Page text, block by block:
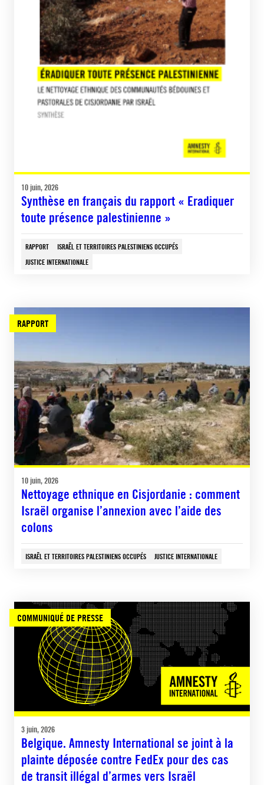
10 juin, 2026
Synthèse en français du rapport « Eradiquer
toute présence palestinienne »
RAPPORT
ISRAËL ET TERRITOIRES PALESTINIENS OCCUPÉS
JUSTICE INTERNATIONALE
RAPPORT
10 juin, 2026
Nettoyage ethnique en Cisjordanie : comment
Israël organise l’annexion avec l’aide des
colons
ISRAËL ET TERRITOIRES PALESTINIENS OCCUPÉS JUSTICE INTERNATIONALE
COMMUNIQUÉ DE PRESSE
3 juin, 2026
Belgique. Amnesty International se joint à la
plainte déposée contre FedEx pour des cas
de transit illégal d’armes vers Israël